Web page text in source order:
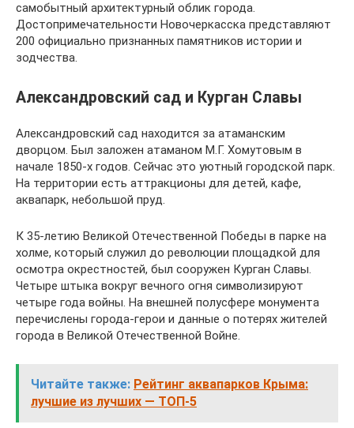
самобытный архитектурный облик города.
Достопримечательности Новочеркасска представляют
200 официально признанных памятников истории и
зодчества.
Александровский сад и Курган Славы
Александровский сад находится за атаманским
дворцом. Был заложен атаманом М.Г. Хомутовым в
начале 1850-х годов. Сейчас это уютный городской парк.
На территории есть аттракционы для детей, кафе,
аквапарк, небольшой пруд.
К 35-летию Великой Отечественной Победы в парке на
холме, который служил до революции площадкой для
осмотра окрестностей, был сооружен Курган Славы.
Четыре штыка вокруг вечного огня символизируют
четыре года войны. На внешней полусфере монумента
перечислены города-герои и данные о потерях жителей
города в Великой Отечественной Войне.
Читайте также: Рейтинг аквапарков Крыма:
лучшие из лучших — ТОП-5